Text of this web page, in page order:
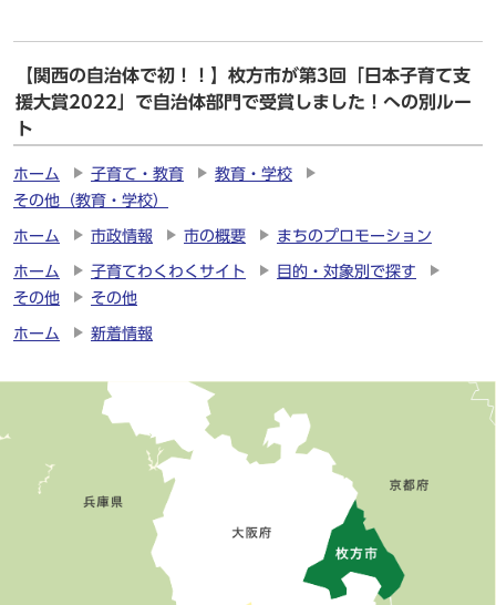
【関西の自治体で初！！】枚方市が第3回「日本子育て支
援大賞2022」で自治体部門で受賞しました！への別ルー
ト
ホーム 子育て・教育
教育・学校
その他（教育・学校）
ホーム 市政情報 市の概要 まちのプロモーション
ホーム 子育てわくわくサイト
目的・対象別で探す
その他
その他
ホーム 新着情報